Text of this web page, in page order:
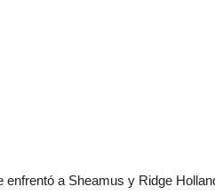
a Sheamus y Ridge